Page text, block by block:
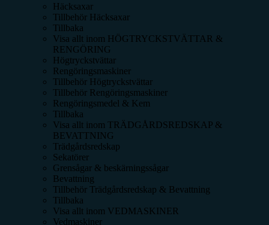
Häcksaxar
Tillbehör Häcksaxar
Tillbaka
Visa allt inom HÖGTRYCKSTVÄTTAR &
RENGÖRING
Högtryckstvättar
Rengöringsmaskiner
Tillbehör Högtryckstvättar
Tillbehör Rengöringsmaskiner
Rengöringsmedel & Kem
Tillbaka
Visa allt inom TRÄDGÅRDSREDSKAP &
BEVATTNING
Trädgårdsredskap
Sekatörer
Grensågar & beskärningssågar
Bevattning
Tillbehör Trädgårdsredskap & Bevattning
Tillbaka
Visa allt inom VEDMASKINER
Vedmaskiner